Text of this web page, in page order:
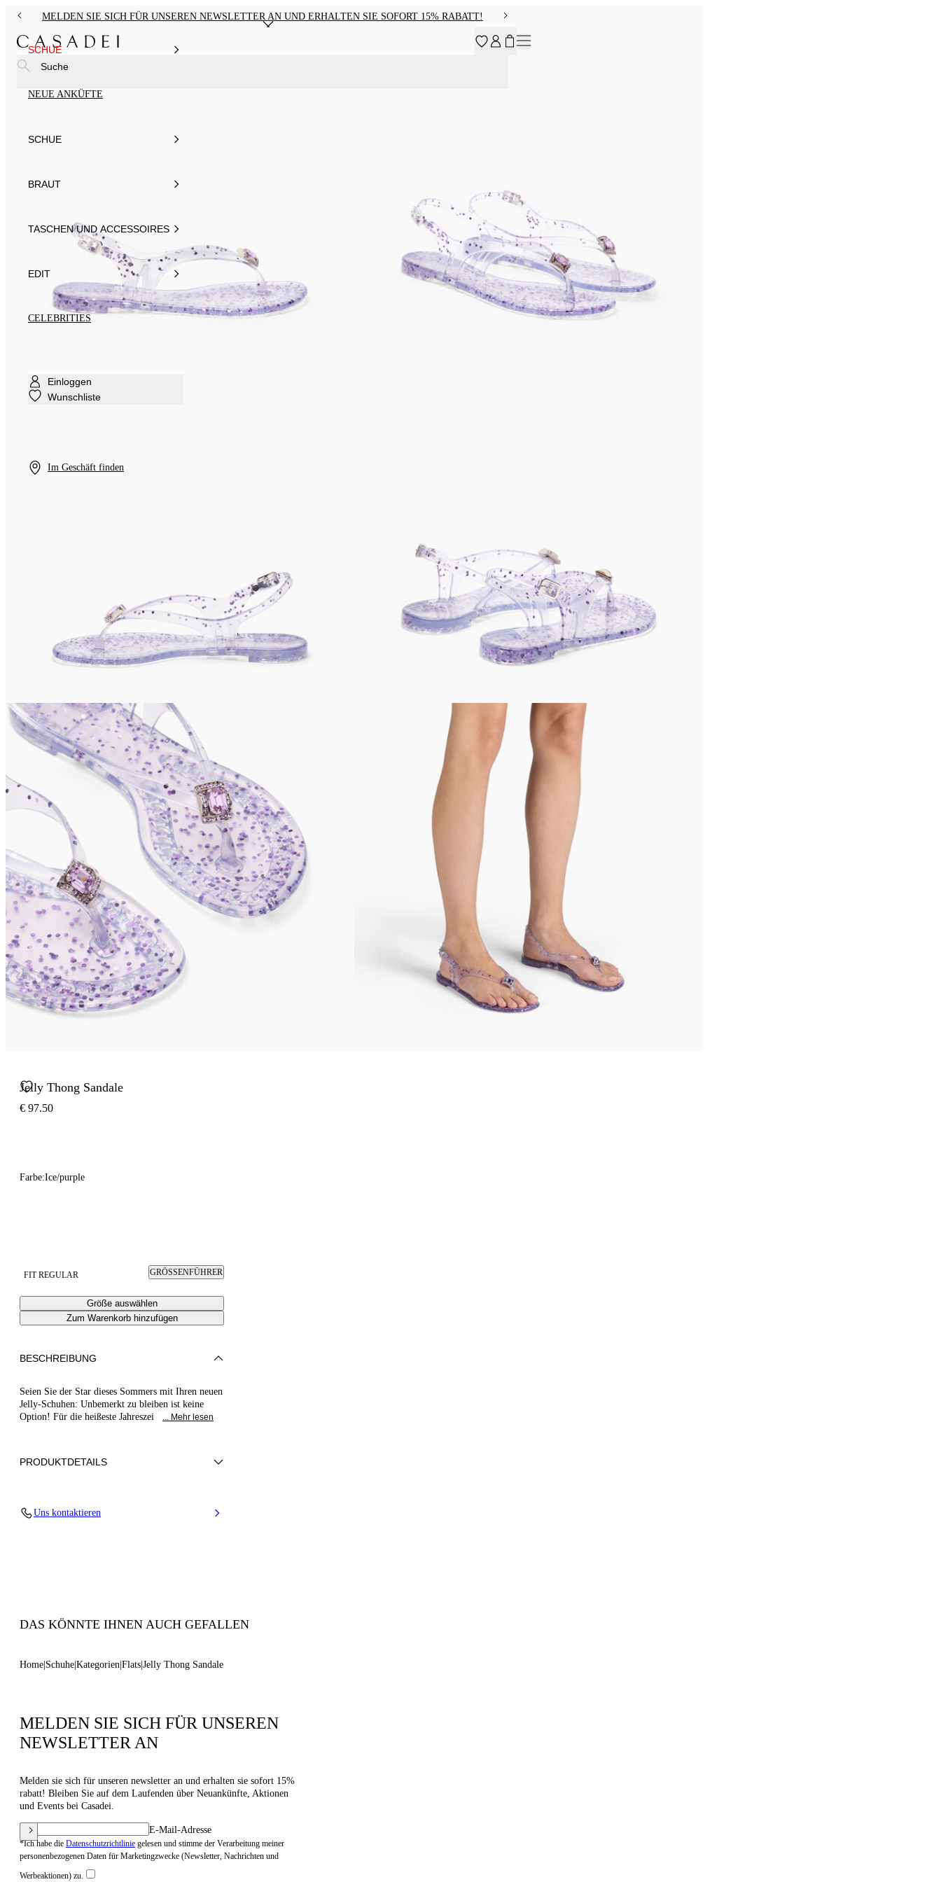
MELDEN SIE SICH FÜR UNSEREN NEWSLETTER AN UND ERHALTEN SIE SOFORT 15% RABATT!
SCHUE
NEUE ANKÜFTE
SCHUE
BRAUT
TASCHEN UND ACCESSOIRES
EDIT
CELEBRITIES
Einloggen
Wunschliste
Im Geschäft finden
Suche
Jelly Thong Sandale
€ 97.50
Farbe:Ice/purple
FIT REGULAR GRÖSSENFÜHRER
Größe auswählen
Zum Warenkorb hinzufügen
BESCHREIBUNG
Seien Sie der Star dieses Sommers mit Ihren neuen
Jelly-Schuhen: Unbemerkt zu bleiben ist keine
Option! Für die heißeste Jahreszei
... Mehr lesen
PRODUKTDETAILS
Uns kontaktieren
DAS KÖNNTE IHNEN AUCH GEFALLEN
Home Schuhe Kategorien Flats Jelly Thong Sandale
MELDEN SIE SICH FÜR UNSEREN
NEWSLETTER AN
Melden sie sich für unseren newsletter an und erhalten sie sofort 15%
rabatt! Bleiben Sie auf dem Laufenden über Neuankünfte, Aktionen
und Events bei Casadei.
E-Mail-Adresse
*Ich habe die Datenschutzrichtlinie gelesen und stimme der Verarbeitung meiner
personenbezogenen Daten für Marketingzwecke (Newsletter, Nachrichten und
Werbeaktionen) zu.